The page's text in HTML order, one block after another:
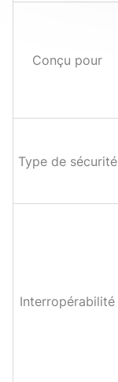
Conçu pour
Type de sécurité
Interropérabilité